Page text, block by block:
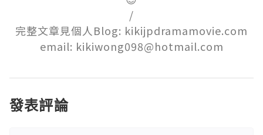
/
完整文章見個人Blog: kikijpdramamovie.com
email: kikiwong098@hotmail.com
發表評論